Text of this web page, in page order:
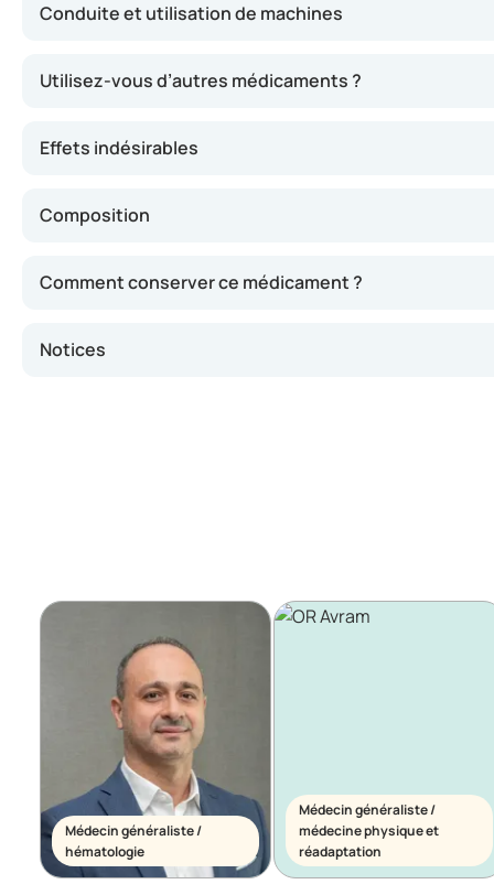
Conduite et utilisation de machines
Utilisez-vous d’autres médicaments ?
Effets indésirables
Composition
Comment conserver ce médicament ?
Notices
Médecin généraliste /
hématologie
Médecin généraliste /
médecine physique et
réadaptation